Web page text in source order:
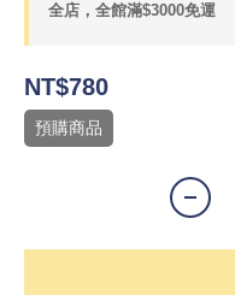
全店，全館滿$3000免運
NT$780
預購商品